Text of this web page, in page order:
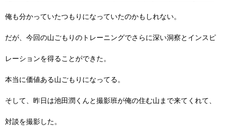
俺も分かっていたつもりになっていたのかもしれない。
だが、今回の山ごもりのトレーニングでさらに深い洞察とインスピ
レーションを得ることができた。
本当に価値ある山ごもりになってる。
そして、昨日は池田潤くんと撮影班が俺の住む山まで来てくれて、
対談を撮影した。